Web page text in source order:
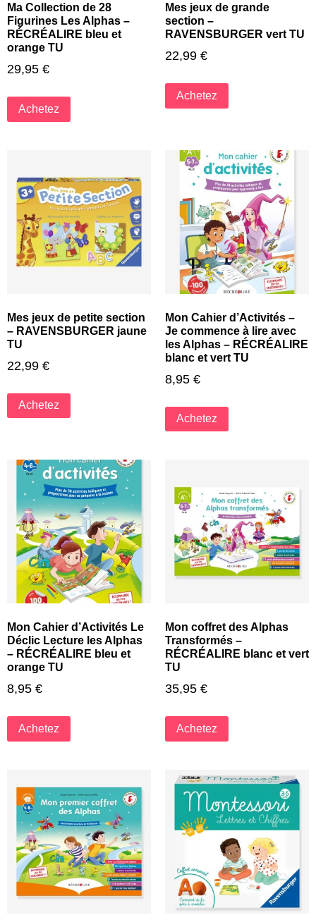
Ma Collection de 28
Figurines Les Alphas –
RÉCRÉALIRE bleu et
orange TU
29,95 €
Achetez
Mes jeux de grande
section –
RAVENSBURGER vert TU
22,99 €
Achetez
Mes jeux de petite section
– RAVENSBURGER jaune
TU
22,99 €
Achetez
Mon Cahier d’Activités –
Je commence à lire avec
les Alphas – RÉCRÉALIRE
blanc et vert TU
8,95 €
Achetez
Mon Cahier d’Activités Le
Déclic Lecture les Alphas
– RÉCRÉALIRE bleu et
orange TU
8,95 €
Achetez
Mon coffret des Alphas
Transformés –
RÉCRÉALIRE blanc et vert
TU
35,95 €
Achetez